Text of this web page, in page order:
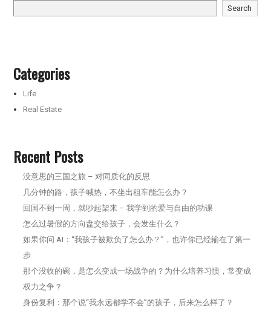
Search
Categories
Life
Real Estate
Recent Posts
没意思的三国之旅 – 对同质化的反思
几分钟的路，孩子喊热，不坐出租车能怎么办？
回国不到一周，就吵起架来 – 我学到的爱与自由的功课
怎么过暑假的方向盘交给孩子，会发生什么？
如果你问 AI：“我孩子被欺负了怎么办？”，也许你已经输在了第一
步
那个没收的碗，是怎么变成一场战争的？为什么培养习惯，常变成
权力之争？
身份复利：那个说“我永远都学不会”的孩子，后来怎么样了？